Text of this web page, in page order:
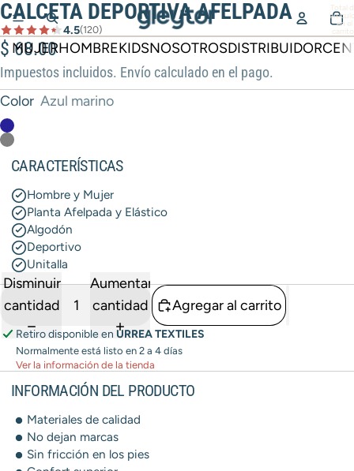
Total
en el
0
MUJERHOMBREKIDSNOSOTROSDISTRIBUIDOR
CALCETA DEPORTIVA AFELPADA
4.5(120)
$ 68.00
Impuestos incluidos. Envío calculado en el pago.
Color Azul marino
CARACTERÍSTICAS
Hombre y Mujer
Planta Afelpada y Elástico
Algodón
Deportivo
Unitalla
Disminuir
cantidad
Aumentar
cantidad
Agregar al carrito
Retiro disponible en URREA TEXTILES
Normalmente está listo en 2 a 4 días
Ver la información de la tienda
INFORMACIÓN DEL PRODUCTO
Materiales de calidad
No dejan marcas
Sin fricción en los pies